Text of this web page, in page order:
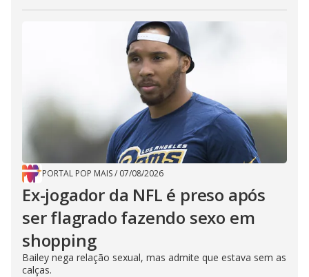
PORTAL POP MAIS/ 07/08/2026
Ex-jogador da NFL é preso após
ser flagrado fazendo sexo em
shopping
Bailey nega relação sexual, mas admite que estava sem as
calças.